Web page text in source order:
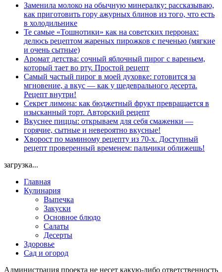
Заменила молоко на обычную минералку: рассказываю,
как приготовить гору ажурных блинов из того, что есть
в холодильнике
Те самые «Тошнотики» как на советских перронах:
делюсь рецептом жареных пирожков с печенью (мягкие
и очень сытные)
Аромат детства: сочный яблочный пирог с вареньем,
который тает во рту. Простой рецепт
Самый частый пирог в моей духовке: готовится за
мгновение, а вкус — как у шедеврального десерта.
Рецепт внутри!
Секрет лимона: как бюджетный фрукт превращается в
изысканный торт. Авторский рецепт
Вкуснее пиццы: открываем для себя смаженки —
горячие, сытные и невероятно вкусные!
Хворост по маминому рецепту из 70-х. Доступный
рецепт проверенный временем: пальчики оближешь!
загрузка...
Главная
Кулинария
Выпечка
Закуски
Основное блюдо
Салаты
Десерты
Здоровье
Сад и огород
Администрация проекта не несет какую-либо ответственность